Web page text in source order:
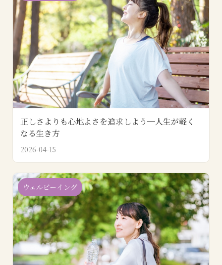
正しさよりも心地よさを追求しよう─人生が軽く
なる生き方
2026-04-15
ウェルビーイング